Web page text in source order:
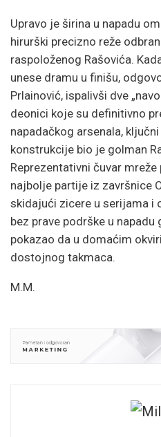
Upravo je širina u napadu
hirurški precizno reže
raspoloženog Rašovića.
unese dramu u finišu,
Prlainović, ispalivši dve
deonici koje su definitivno
napadačkog arsenala,
konstrukcije bio je golman
Reprezentativni čuvar
najbolje partije iz završnice
skidajući zicere u serijama i
bez prave podrške u
pokazao da u domaćim
dostojnog takmaca.
M.M.